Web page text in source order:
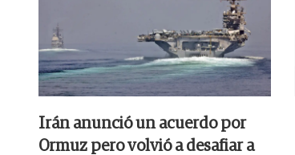
Irán anunció un acuerdo por
Ormuz pero volvió a desafiar a